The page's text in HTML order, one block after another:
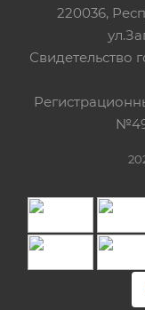
220036,
Свидетельство